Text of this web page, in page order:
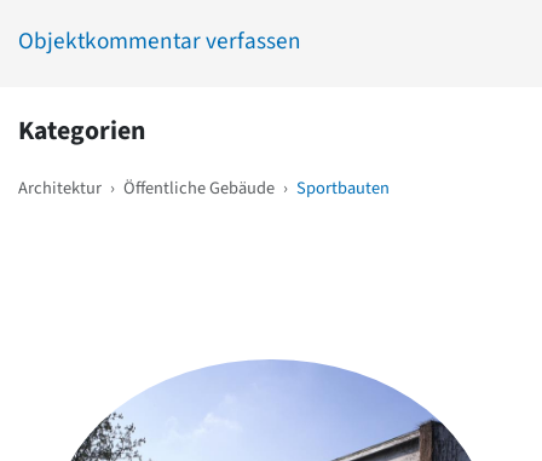
Objektkommentar verfassen
Kategorien
Architektur › Öffentliche Gebäude › Sportbauten